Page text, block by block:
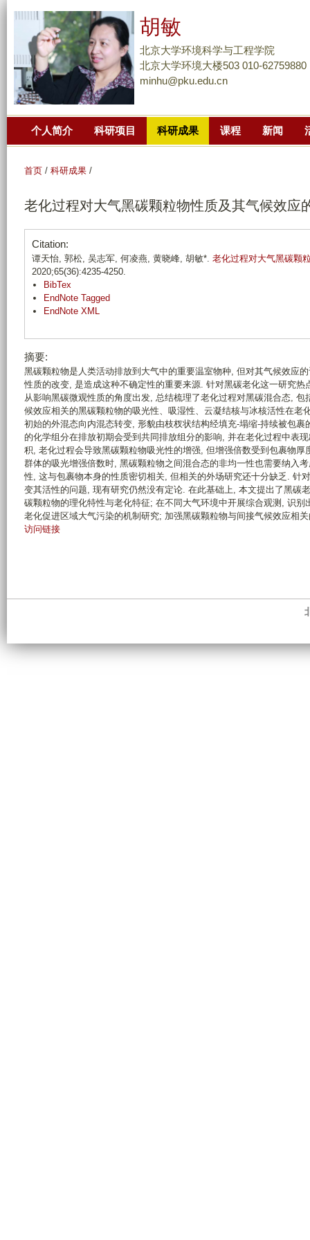
页
主
分
胡敏
北京大学环境科学与工程学院
北京大学环境大楼503 010-62759880
minhu@pku.edu.cn
个人简介 科研项目 科研成果 课程 新闻
首页 / 科研成果 /
老化过程对大气黑碳颗粒物性质及其气候效应
Citation:
谭天怡, 郭松, 吴志军, 何凌燕, 黄晓峰, 胡敏*. 老化过程对大气黑碳颗
2020;65(36):4235-4250.
BibTex
EndNote Tagged
EndNote XML
摘要:
黑碳颗粒物是人类活动排放到大气中的重要温室物种, 但对其气候效应
性质的改变, 是造成这种不确定性的重要来源. 针对黑碳老化这一研究
从影响黑碳微观性质的角度出发, 总结梳理了老化过程对黑碳混合态,
候效应相关的黑碳颗粒物的吸光性、吸湿性、云凝结核与冰核活性在
初始的外混态向内混态转变, 形貌由枝杈状结构经填充-塌缩-持续被包
的化学组分在排放初期会受到共同排放组分的影响, 并在老化过程中表
积, 老化过程会导致黑碳颗粒物吸光性的增强, 但增强倍数受到包裹物
群体的吸光增强倍数时, 黑碳颗粒物之间混合态的非均一性也需要纳入
性, 这与包裹物本身的性质密切相关, 但相关的外场研究还十分缺乏. 针
变其活性的问题, 现有研究仍然没有定论. 在此基础上, 本文提出了黑碳
碳颗粒物的理化特性与老化特征; 在不同大气环境中开展综合观测, 识
老化促进区域大气污染的机制研究; 加强黑碳颗粒物与间接气候效应相
访问链接